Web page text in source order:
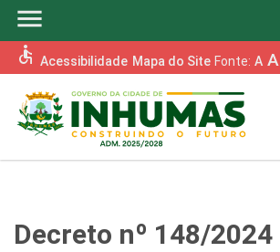
menu
accessible Acessibilidade Mapa do Site Fonte: A A
Decreto nº 148/2024